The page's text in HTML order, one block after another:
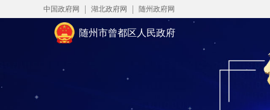
中国政府网 湖北政府网 随州政府网
随州市曾都区人民政府